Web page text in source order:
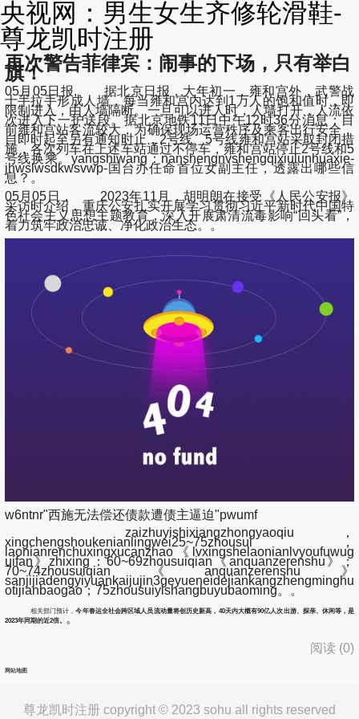
央视网：男生女生齐修轮滑鞋-
尊龙凯时注册
再次警告菲律宾：闹事的下场，只有举白
旗！
05月05日报, 据北京日报，大年初一，雍和宫外，武警战
士手拉手形成人墙，每当雍和宫内达到1万人的饱和值时，即
限制进入，由人墙隔断。一旦可以进人时，人墙打开，人流依
次进入下一护送段。据北京地铁11日中午12时36分消息：目
前雍和宫站客流较大，为确保现场运营秩序及乘客出行安全，
自即时起至另有通知时止，2号线、5号线雍和宫站采取封闭措
施，各次列车在上述车站通过不停车，雍和宫站停止2号线和5
号线换乘。yangshiwang：nanshengnvshengqixiulunhuaxie-
jhwslwsdkwsvwp-国台办任命首位女副主任，透露出哪些信
息？。
05月05日， 2023年11月，胡明朗在接受《人民公安报》
采访时介绍，重庆公安扎实开展学习贯彻习近平新时代中国特
色社会主义思想主题教育，深入开展肃清流毒影响“回头看”，
着力筑牢政治忠诚、净化政治生态。。
w6ntnr"西施无法偿还债款遭债主逼迫"pwumf
zaizhuyishixiangzhongyaoqiu，
xingchengshoukenianlingwei25~75zhousui，
laonianrenchuxingxucanzhao《lvxingshelaonianlvyoufuwug
uifan》zhixing：60~69zhousuiqian《anquanzerenshu》；
70~74zhousuiqian《anquanzerenshu》
sanjijiadengyiyuankaijujin3geyueneidejiankangzhengminghu
otijianbaogao；75zhousuiyishangbuyubaoming。。
相关部门预计，今年春运全社会跨区域人员流动量将创历史新高，40天内大概有90亿人次出游、探亲、休闲等，是
2023年同期的近2倍。
。
阅读 (0)
网站地图
尊龙凯时注册 copyright © 2023 sohu all rights reserved